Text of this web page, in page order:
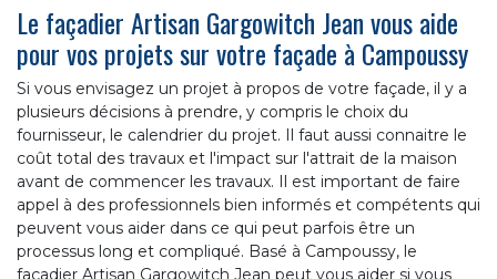
Le façadier Artisan Gargowitch Jean vous aide
pour vos projets sur votre façade à Campoussy
Si vous envisagez un projet à propos de votre façade, il y a
plusieurs décisions à prendre, y compris le choix du
fournisseur, le calendrier du projet. Il faut aussi connaitre le
coût total des travaux et l'impact sur l'attrait de la maison
avant de commencer les travaux. Il est important de faire
appel à des professionnels bien informés et compétents qui
peuvent vous aider dans ce qui peut parfois être un
processus long et compliqué. Basé à Campoussy, le
façadier Artisan Gargowitch Jean peut vous aider si vous